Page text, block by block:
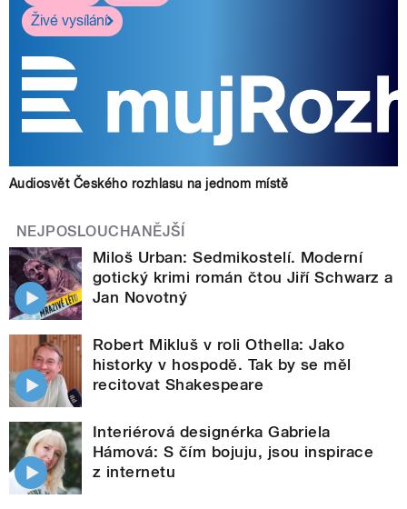
Živé vysílání
Audiosvět Českého rozhlasu na jednom místě
NEJPOSLOUCHANĚJŠÍ
Miloš Urban: Sedmikostelí. Moderní
gotický krimi román čtou Jiří Schwarz a
Jan Novotný
Robert Mikluš v roli Othella: Jako
historky v hospodě. Tak by se měl
recitovat Shakespeare
Interiérová designérka Gabriela
Hámová: S čím bojuju, jsou inspirace
z internetu